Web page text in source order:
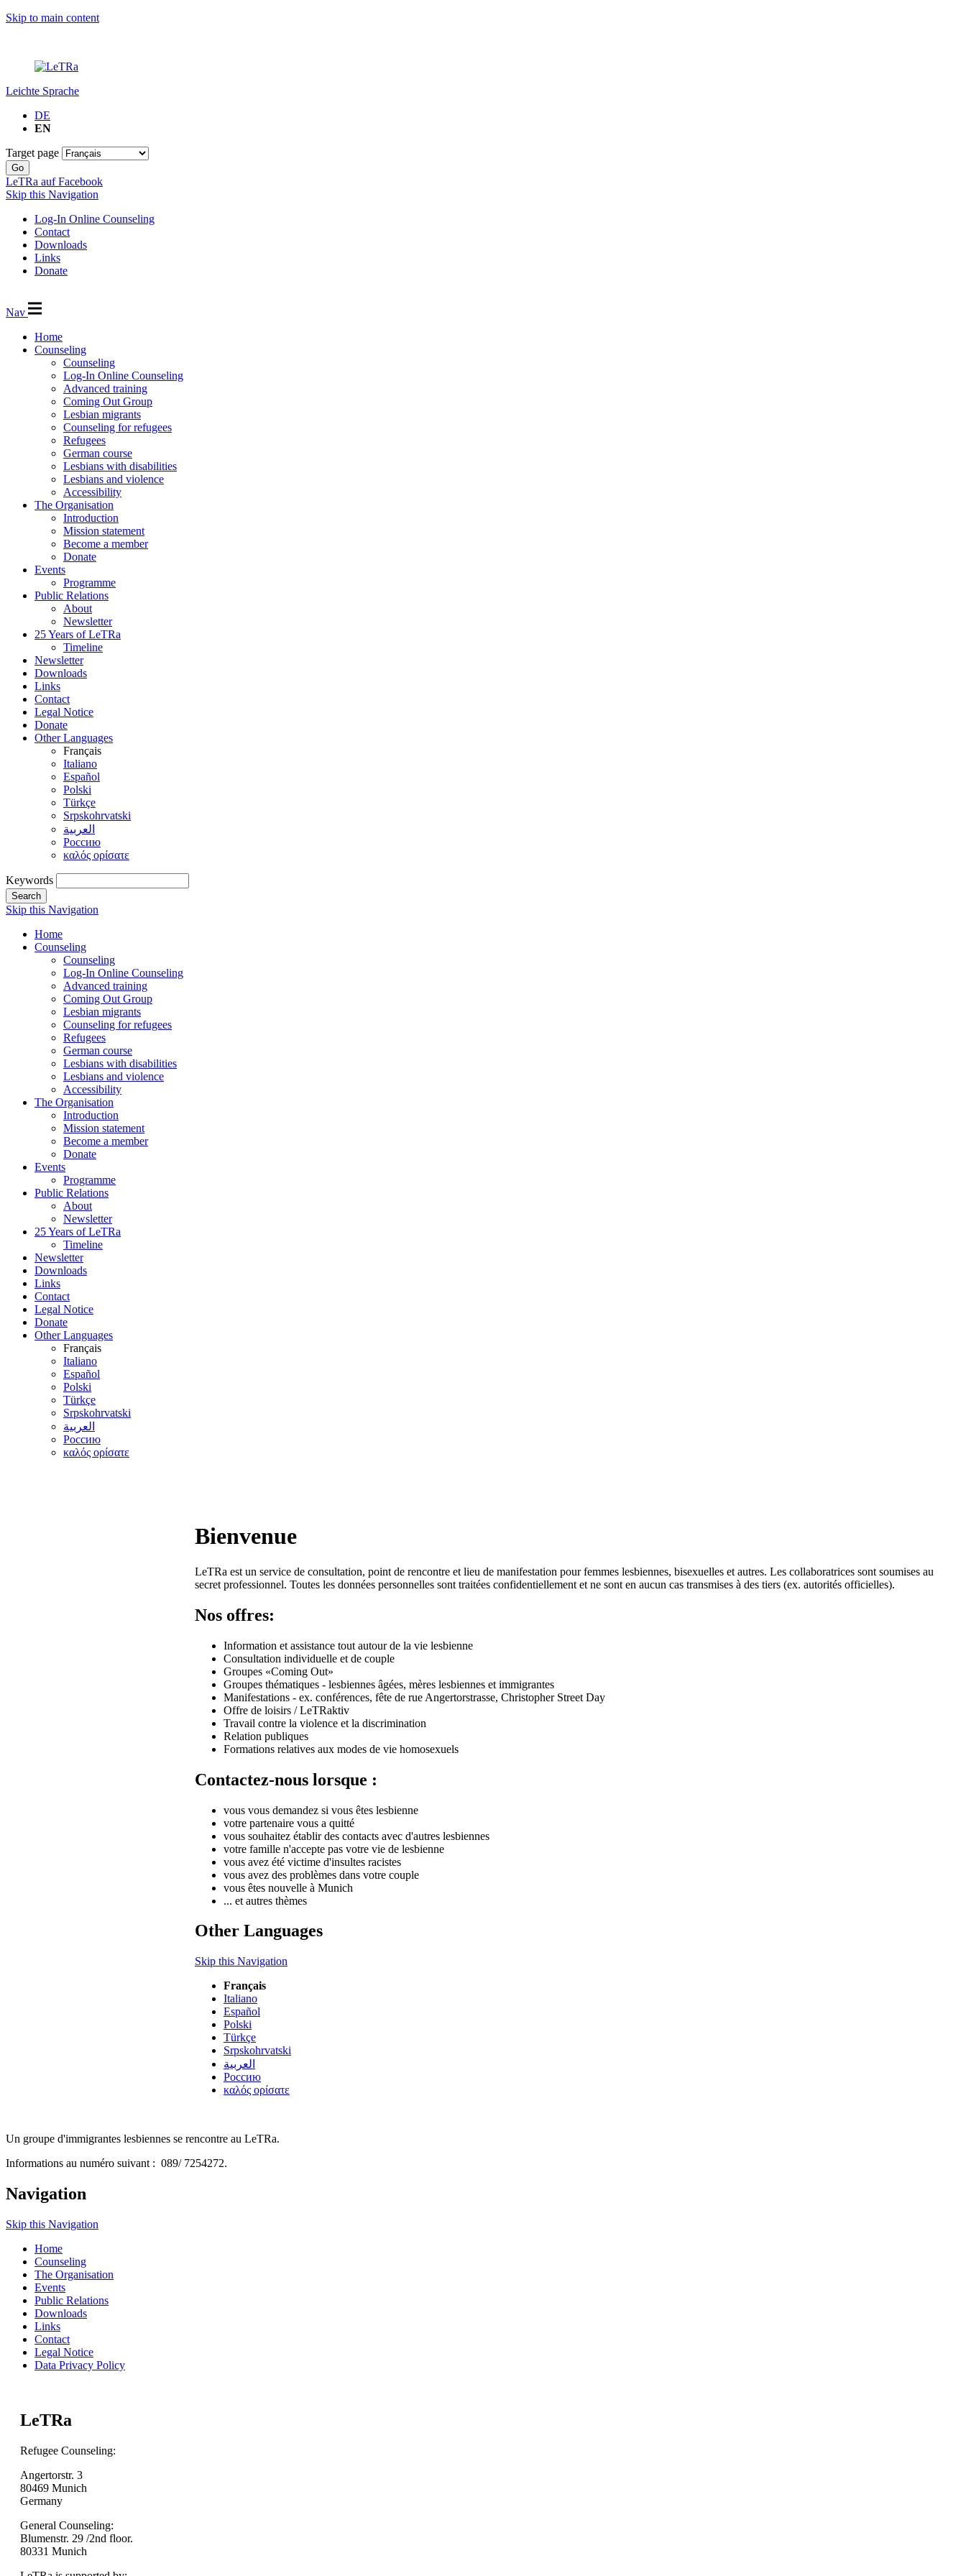
Skip to main content
Leichte Sprache
DE
EN
Target page
Go
LeTRa auf Facebook
Skip this Navigation
Log-In Online Counseling
Contact
Downloads
Links
Donate
Nav
Home
Counseling
Counseling
Log-In Online Counseling
Advanced training
Coming Out Group
Lesbian migrants
Counseling for refugees
Refugees
German course
Lesbians with disabilities
Lesbians and violence
Accessibility
The Organisation
Introduction
Mission statement
Become a member
Donate
Events
Programme
Public Relations
About
Newsletter
25 Years of LeTRa
Timeline
Newsletter
Downloads
Links
Contact
Legal Notice
Donate
Other Languages
Français
Italiano
Español
Polski
Türkçe
Srpskohrvatski
العربية
Россию
καλός ορίσατε
Keywords
Search
Skip this Navigation
Home
Counseling
Counseling
Log-In Online Counseling
Advanced training
Coming Out Group
Lesbian migrants
Counseling for refugees
Refugees
German course
Lesbians with disabilities
Lesbians and violence
Accessibility
The Organisation
Introduction
Mission statement
Become a member
Donate
Events
Programme
Public Relations
About
Newsletter
25 Years of LeTRa
Timeline
Newsletter
Downloads
Links
Contact
Legal Notice
Donate
Other Languages
Français
Italiano
Español
Polski
Türkçe
Srpskohrvatski
العربية
Россию
καλός ορίσατε
Bienvenue
LeTRa est un service de consultation, point de rencontre et lieu de manifestation pour femmes lesbiennes, bisexuelles et autres. Les collaboratrices sont soumises au
secret professionnel. Toutes les données personnelles sont traitées confidentiellement et ne sont en aucun cas transmises à des tiers (ex. autorités officielles).
Nos offres:
Information et assistance tout autour de la vie lesbienne
Consultation individuelle et de couple
Groupes «Coming Out»
Groupes thématiques - lesbiennes âgées, mères lesbiennes et immigrantes
Manifestations - ex. conférences, fête de rue Angertorstrasse, Christopher Street Day
Offre de loisirs / LeTRaktiv
Travail contre la violence et la discrimination
Relation publiques
Formations relatives aux modes de vie homosexuels
Contactez-nous lorsque :
vous vous demandez si vous êtes lesbienne
votre partenaire vous a quitté
vous souhaitez établir des contacts avec d'autres lesbiennes
votre famille n'accepte pas votre vie de lesbienne
vous avez été victime d'insultes racistes
vous avez des problèmes dans votre couple
vous êtes nouvelle à Munich
... et autres thèmes
Other Languages
Skip this Navigation
Français
Italiano
Español
Polski
Türkçe
Srpskohrvatski
العربية
Россию
καλός ορίσατε
Un groupe d'immigrantes lesbiennes se rencontre au LeTRa.
Informations au numéro suivant : 089/ 7254272.
Navigation
Skip this Navigation
Home
Counseling
The Organisation
Events
Public Relations
Downloads
Links
Contact
Legal Notice
Data Privacy Policy
LeTRa
Refugee Counseling:
Angertorstr. 3
80469 Munich
Germany
General Counseling:
Blumenstr. 29 /2nd floor.
80331 Munich